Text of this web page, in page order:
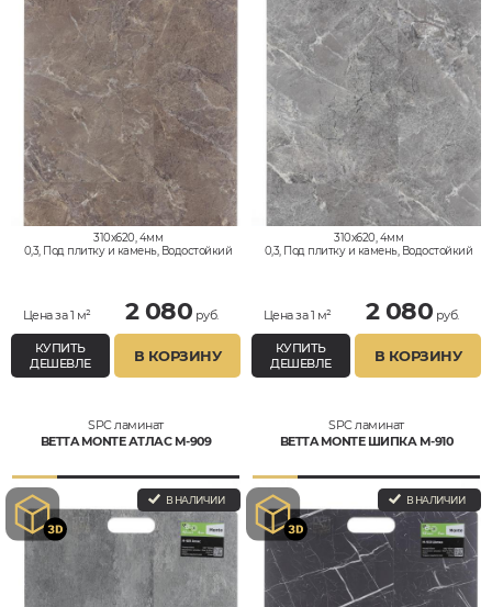
310x620, 4мм
0,3, Под плитку и камень, Водостойкий
Цена за 1 м² 2 080 руб.
КУПИТЬ
ДЕШЕВЛЕ
В КОРЗИНУ
310x620, 4мм
0,3, Под плитку и камень, Водостойкий
Цена за 1 м² 2 080 руб.
КУПИТЬ
ДЕШЕВЛЕ
В КОРЗИНУ
SPC ламинат
BETTA MONTE АТЛАС M-909
В НАЛИЧИИ
SPC ламинат
BETTA MONTE ШИПКА M-910
В НАЛИЧИИ